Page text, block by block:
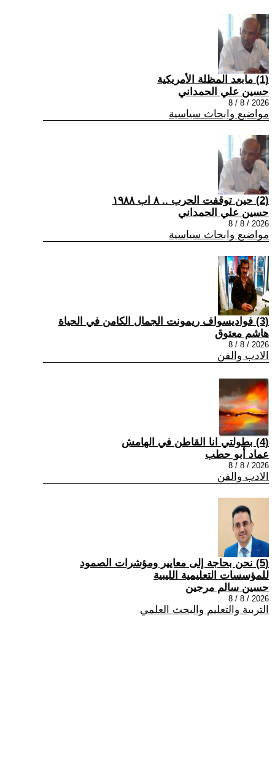
(1) مابعد المظلة الأمريكية
حسين علي الحمداني
2026 / 8 / 8
مواضيع وابحاث سياسية
(2) حين توقفت الحرب .. ٨ اب ١٩٨٨
حسين علي الحمداني
2026 / 8 / 8
مواضيع وابحاث سياسية
(3) فواديسواف ريمونت الجمال الكامن في الحياة
هاشم معتوق
2026 / 8 / 8
الادب والفن
(4) بطولتي انا القاطن في الهامش
عماد أبو حطب
2026 / 8 / 8
الادب والفن
(5) نحن بحاجة إلى معايير ومؤشرات الصمود
للمؤسسات التعليمية الليبية
حسين سالم مرجين
2026 / 8 / 8
التربية والتعليم والبحث العلمي